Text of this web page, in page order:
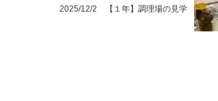
2025/12/2 【１年】調理場の見学